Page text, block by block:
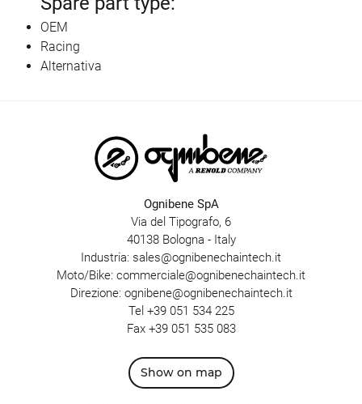
OEM
Racing
Alternativa
Ognibene SpA
Via del Tipografo, 6
40138 Bologna - Italy
Industria: sales@ognibenechaintech.it
Moto/Bike: commerciale@ognibenechaintech.it
Direzione: ognibene@ognibenechaintech.it
Tel +39 051 534 225
Fax +39 051 535 083
Show on map